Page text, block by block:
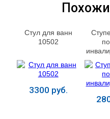
Стул для ванн
10502
3300 руб.